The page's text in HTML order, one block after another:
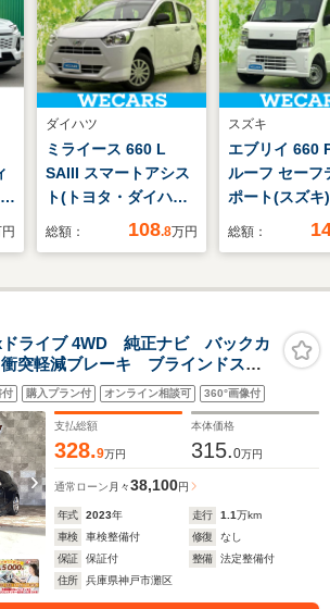
/
ダイハツ
ミライース 660 L
SAIII スマートアシス
ト(トヨタ・ダイハ
ツ)/EBD付ABS/横滑
エアバッグ 運転席/エ
ーウインドウ/キーレ
ス/パワーステアリン
グ
総額： 108.8万円
スズキ
エブリイ 660
ルーフ セーフ
ポート(スズキ
脱防止支援シ
ABS/横滑り防
プ/パワーウイ
キーレス
総額：
ライブ 4WD 純正ナビ バックカ
突軽減ブレーキ ブラインドスポ
バックドア シートメモリー 電
ウィンドウ 電動格納ミラー コ
ルシフト
付 購入プラン付 オンライン相談可 360°画像付
支払総額
328.9万円
本体価格
315.0万円
通常ローン 月々38,100円
年式 2023年 走行 1.1万km
車検
車検整備付 修復
なし
保証
保証付 整備
法定整備付
住所
兵庫県神戸市灘区